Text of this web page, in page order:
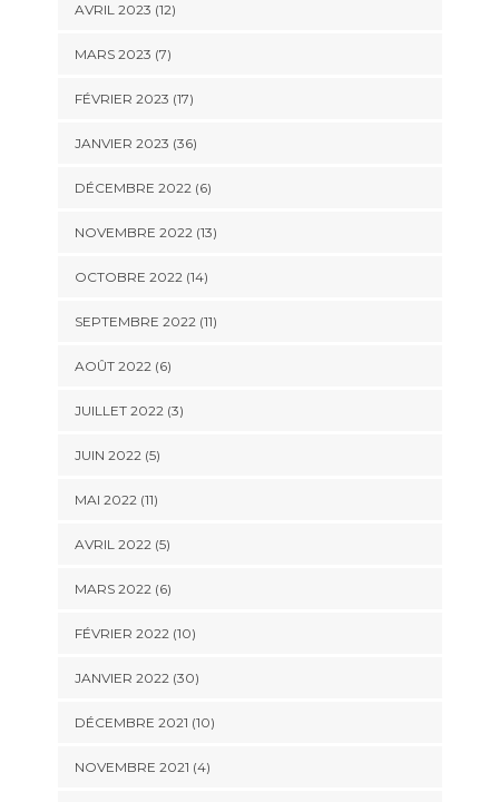
AVRIL 2023 (12)
MARS 2023 (7)
FÉVRIER 2023 (17)
JANVIER 2023 (36)
DÉCEMBRE 2022 (6)
NOVEMBRE 2022 (13)
OCTOBRE 2022 (14)
SEPTEMBRE 2022 (11)
AOÛT 2022 (6)
JUILLET 2022 (3)
JUIN 2022 (5)
MAI 2022 (11)
AVRIL 2022 (5)
MARS 2022 (6)
FÉVRIER 2022 (10)
JANVIER 2022 (30)
DÉCEMBRE 2021 (10)
NOVEMBRE 2021 (4)